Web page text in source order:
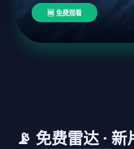
🆓 免费观看
📡 免费雷达 · 新